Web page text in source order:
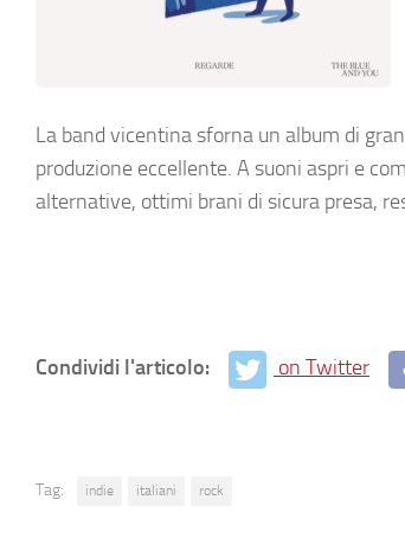
La band vicentina sforna un album di
produzione eccellente. A suoni aspri e
alternative, ottimi brani di sicura presa,
Condividi l'articolo: on Twitter
Tag: indie italiani rock